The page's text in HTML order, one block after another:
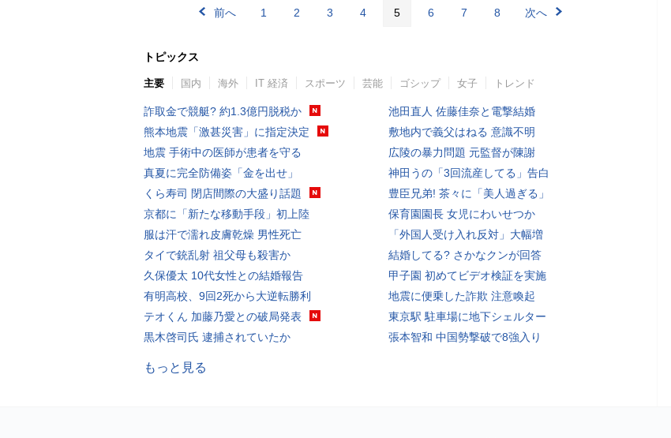
前へ 1 2 3 4 5 6 7 8 次へ
トピックス
主要 国内 海外 IT 経済 スポーツ 芸能 ゴシップ 女子 トレンド
詐取金で競艇? 約1.3億円脱税か
熊本地震「激甚災害」に指定決定
地震 手術中の医師が患者を守る
真夏に完全防備姿「金を出せ」
くら寿司 閉店間際の大盛り話題
京都に「新たな移動手段」初上陸
服は汗で濡れ皮膚乾燥 男性死亡
タイで銃乱射 祖父母も殺害か
久保優太 10代女性との結婚報告
有明高校、9回2死から大逆転勝利
テオくん 加藤乃愛との破局発表
黒木啓司氏 逮捕されていたか
池田直人 佐藤佳奈と電撃結婚
敷地内で義父はねる 意識不明
広陵の暴力問題 元監督が陳謝
神田うの「3回流産してる」告白
豊臣兄弟! 茶々に「美人過ぎる」
保育園園長 女児にわいせつか
「外国人受け入れ反対」大幅増
結婚してる? さかなクンが回答
甲子園 初めてビデオ検証を実施
地震に便乗した詐欺 注意喚起
東京駅 駐車場に地下シェルター
張本智和 中国勢撃破で8強入り
もっと見る